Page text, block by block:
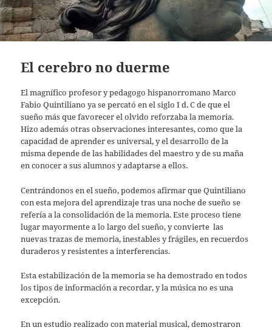
El cerebro no duerme
El magnífico profesor y pedagogo hispanorromano Marco
Fabio Quintiliano ya se percató en el siglo I d. C de que el
sueño más que favorecer el olvido reforzaba la memoria.
Hizo además otras observaciones interesantes, como que la
capacidad de aprender es universal, y el desarrollo de la
misma depende de las habilidades del maestro y de su maña
en conocer a sus alumnos y adaptarse a ellos.
Centrándonos en el sueño, podemos afirmar que Quintiliano
con esta mejora del aprendizaje tras una noche de sueño se
refería a la consolidación de la memoria. Este proceso tiene
lugar mayormente a lo largo del sueño, y convierte las
nuevas trazas de memoria, inestables y frágiles, en recuerdos
duraderos y resistentes a interferencias.
Esta estabilización de la memoria se ha demostrado en todos
los tipos de información a recordar, y la música no es una
excepción.
En un estudio realizado con material musical, demostraron